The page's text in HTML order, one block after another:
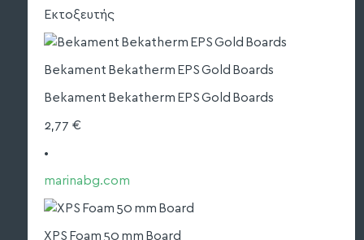
Εκτοξευτής
Bekament Bekatherm EPS Gold Boards
Bekament Bekatherm EPS Gold Boards
2,77 €
•
marinabg.com
XPS Foam 50 mm Board